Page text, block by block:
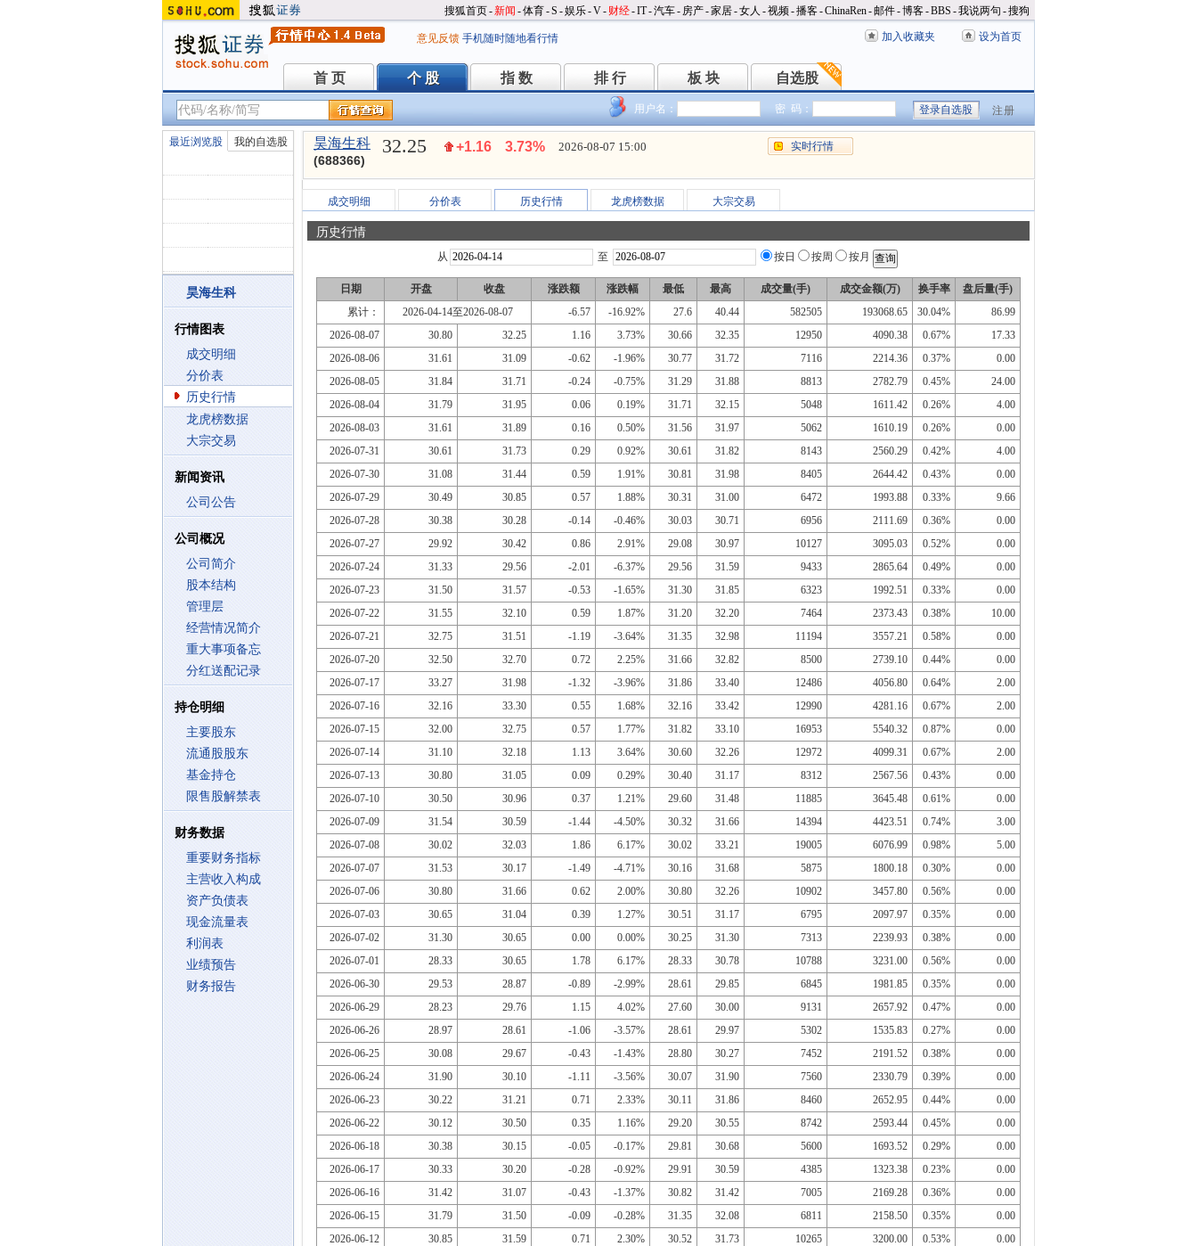
搜狐首页-新闻 -体育-S -娱乐-V- 财经-IT-汽车- 房产-家居-女人 -视频-播客-ChinaRen-邮件-博客-BBS -我说两句 -搜狗
意见反馈 手机随时随地看行情 加入收藏夹 设为首页
首 页
首 页 个 股
个 股 指 数
指 数 排 行
排 行 板 块
板 块 自选股
自选股
用户名： 密 码： 注册
最近浏览股 我的自选股
昊海生科
行情图表
成交明细
分价表
历史行情
龙虎榜数据
大宗交易
新闻资讯
公司公告
公司概况
公司简介
股本结构
管理层
经营情况简介
重大事项备忘
分红送配记录
持仓明细
主要股东
流通股股东
基金持仓
限售股解禁表
财务数据
重要财务指标
主营收入构成
资产负债表
现金流量表
利润表
业绩预告
财务报告
昊海生科
(688366)
32.25 +1.16 3.73% 2026-08-07 15:00 实时行情
成交明细 分价表 历史行情 龙虎榜数据 大宗交易
历史行情
从 至 按日 按周 按月
日期 开盘 收盘 涨跌额 涨跌幅 最低 最高 成交量(手) 成交金额(万) 换手率
盘后量(手)
累计：
2026-04-14至2026-08-07 -6.57 -16.92% 27.6 40.44 582505 193068.65 30.04%
86.99
2026-08-07
30.80 32.25 1.16 3.73% 30.66 32.35 12950 4090.38 0.67%
17.33
2026-08-06
31.61 31.09 -0.62 -1.96% 30.77 31.72 7116 2214.36 0.37%
0.00
2026-08-05
31.84 31.71 -0.24 -0.75% 31.29 31.88 8813 2782.79 0.45%
24.00
2026-08-04
31.79 31.95 0.06 0.19% 31.71 32.15 5048 1611.42 0.26%
4.00
2026-08-03
31.61 31.89 0.16 0.50% 31.56 31.97 5062 1610.19 0.26%
0.00
2026-07-31
30.61 31.73 0.29 0.92% 30.61 31.82 8143 2560.29 0.42%
4.00
2026-07-30
31.08 31.44 0.59 1.91% 30.81 31.98 8405 2644.42 0.43%
0.00
2026-07-29
30.49 30.85 0.57 1.88% 30.31 31.00 6472 1993.88 0.33%
9.66
2026-07-28
30.38 30.28 -0.14 -0.46% 30.03 30.71 6956 2111.69 0.36%
0.00
2026-07-27
29.92 30.42 0.86 2.91% 29.08 30.97 10127 3095.03 0.52%
0.00
2026-07-24
31.33 29.56 -2.01 -6.37% 29.56 31.59 9433 2865.64 0.49%
0.00
2026-07-23
31.50 31.57 -0.53 -1.65% 31.30 31.85 6323 1992.51 0.33%
0.00
2026-07-22
31.55 32.10 0.59 1.87% 31.20 32.20 7464 2373.43 0.38%
10.00
2026-07-21
32.75 31.51 -1.19 -3.64% 31.35 32.98 11194 3557.21 0.58%
0.00
2026-07-20
32.50 32.70 0.72 2.25% 31.66 32.82 8500 2739.10 0.44%
0.00
2026-07-17
33.27 31.98 -1.32 -3.96% 31.86 33.40 12486 4056.80 0.64%
2.00
2026-07-16
32.16 33.30 0.55 1.68% 32.16 33.42 12990 4281.16 0.67%
2.00
2026-07-15
32.00 32.75 0.57 1.77% 31.82 33.10 16953 5540.32 0.87%
0.00
2026-07-14
31.10 32.18 1.13 3.64% 30.60 32.26 12972 4099.31 0.67%
2.00
2026-07-13
30.80 31.05 0.09 0.29% 30.40 31.17 8312 2567.56 0.43%
0.00
2026-07-10
30.50 30.96 0.37 1.21% 29.60 31.48 11885 3645.48 0.61%
0.00
2026-07-09
31.54 30.59 -1.44 -4.50% 30.32 31.66 14394 4423.51 0.74%
3.00
2026-07-08
30.02 32.03 1.86 6.17% 30.02 33.21 19005 6076.99 0.98%
5.00
2026-07-07
31.53 30.17 -1.49 -4.71% 30.16 31.68 5875 1800.18 0.30%
0.00
2026-07-06
30.80 31.66 0.62 2.00% 30.80 32.26 10902 3457.80 0.56%
0.00
2026-07-03
30.65 31.04 0.39 1.27% 30.51 31.17 6795 2097.97 0.35%
0.00
2026-07-02
31.30 30.65 0.00 0.00% 30.25 31.30 7313 2239.93 0.38%
0.00
2026-07-01
28.33 30.65 1.78 6.17% 28.33 30.78 10788 3231.00 0.56%
0.00
2026-06-30
29.53 28.87 -0.89 -2.99% 28.61 29.85 6845 1981.85 0.35%
0.00
2026-06-29
28.23 29.76 1.15 4.02% 27.60 30.00 9131 2657.92 0.47%
0.00
2026-06-26
28.97 28.61 -1.06 -3.57% 28.61 29.97 5302 1535.83 0.27%
0.00
2026-06-25
30.08 29.67 -0.43 -1.43% 28.80 30.27 7452 2191.52 0.38%
0.00
2026-06-24
31.90 30.10 -1.11 -3.56% 30.07 31.90 7560 2330.79 0.39%
0.00
2026-06-23
30.22 31.21 0.71 2.33% 30.11 31.86 8460 2652.95 0.44%
0.00
2026-06-22
30.12 30.50 0.35 1.16% 29.20 30.55 8742 2593.44 0.45%
0.00
2026-06-18
30.38 30.15 -0.05 -0.17% 29.81 30.68 5600 1693.52 0.29%
0.00
2026-06-17
30.33 30.20 -0.28 -0.92% 29.91 30.59 4385 1323.38 0.23%
0.00
2026-06-16
31.42 31.07 -0.43 -1.37% 30.82 31.42 7005 2169.28 0.36%
0.00
2026-06-15
31.79 31.50 -0.09 -0.28% 31.35 32.08 6811 2158.50 0.35%
0.00
2026-06-12
30.85 31.59 0.71 2.30% 30.52 31.73 10265 3200.00 0.53%
0.00